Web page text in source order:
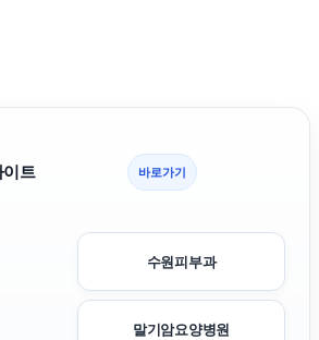
이트 바로가기
수원피부과
말기암요양병원